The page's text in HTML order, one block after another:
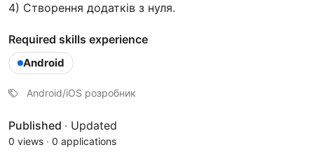
4) Створення додатків з нуля.
Required skills experience
Android
Android/iOS розробник
Published · Updated
0 views · 0 applications